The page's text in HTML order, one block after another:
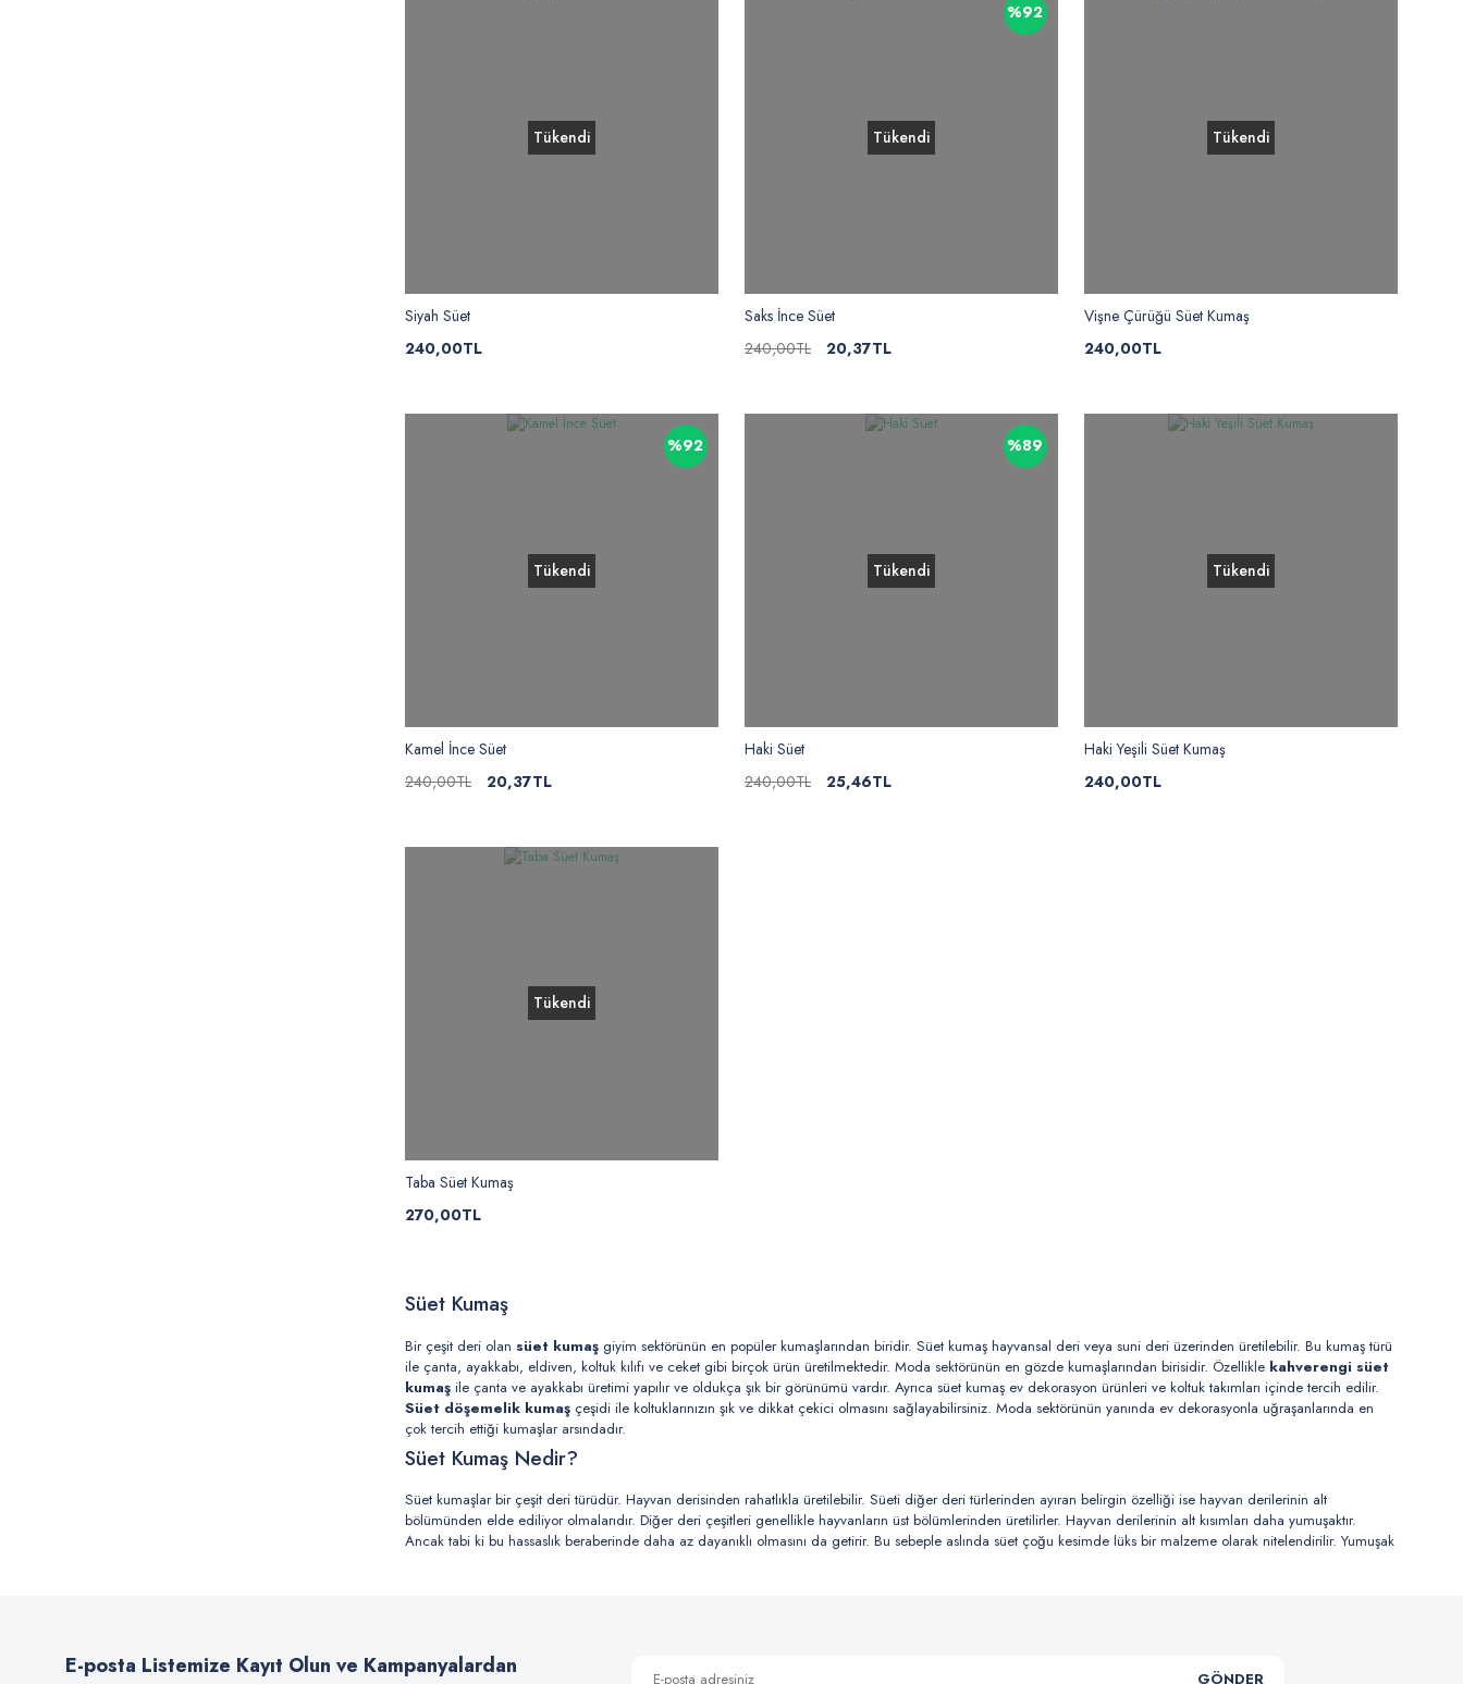
Tükendi
Siyah Süet
240,00TL
%92
Tükendi
Saks İnce Süet
240,00TL
20,37TL
Tükendi
Vişne Çürüğü Süet Kumaş
240,00TL
%92
Tükendi
Kamel İnce Süet
240,00TL
20,37TL
%89
Tükendi
Haki Süet
240,00TL
25,46TL
Tükendi
Haki Yeşili Süet Kumaş
240,00TL
Tükendi
Taba Süet Kumaş
270,00TL
Süet Kumaş
Bir çeşit deri olan süet kumaş giyim sektörünün en popüler kumaşlarından biridir. Süet kumaş hayvansal deri veya suni deri üzerinden üretilebilir. Bu kumaş türü
ile çanta, ayakkabı, eldiven, koltuk kılıfı ve ceket gibi birçok ürün üretilmektedir. Moda sektörünün en gözde kumaşlarından birisidir. Özellikle kahverengi süet
kumaş ile çanta ve ayakkabı üretimi yapılır ve oldukça şık bir görünümü vardır. Ayrıca süet kumaş ev dekorasyon ürünleri ve koltuk takımları içinde tercih edilir.
Süet döşemelik kumaş çeşidi ile koltuklarınızın şık ve dikkat çekici olmasını sağlayabilirsiniz. Moda sektörünün yanında ev dekorasyonla uğraşanlarında en
çok tercih ettiği kumaşlar arsındadır.
Süet Kumaş Nedir?
Süet kumaşlar bir çeşit deri türüdür. Hayvan derisinden rahatlıkla üretilebilir. Süeti diğer deri türlerinden ayıran belirgin özelliği ise hayvan derilerinin alt
bölümünden elde ediliyor olmalarıdır. Diğer deri çeşitleri genellikle hayvanların üst bölümlerinden üretilirler. Hayvan derilerinin alt kısımları daha yumuşaktır.
Ancak tabi ki bu hassaslık beraberinde daha az dayanıklı olmasını da getirir. Bu sebeple aslında süet çoğu kesimde lüks bir malzeme olarak nitelendirilir. Yumuşak
Süet kumaşlar, kumaş çeşitleri arasında kullanımı en yaygın olanlardan birisidir. Süet kumaşlar genellikle keçi, oğlak veya dana derileri ile üretilmektedir. Bu tarz deriler diğer
derilere göre fiyat açısından daha uygun maliyettedir. Süet kumaşların üretiminde en çok dikkat edilen ayrıntılardan birisi ise dolgunluktur. Bu nedenle tabaklama sonrasında
E-posta Listemize Kayıt Olun ve Kampanyalardan
GÖNDER